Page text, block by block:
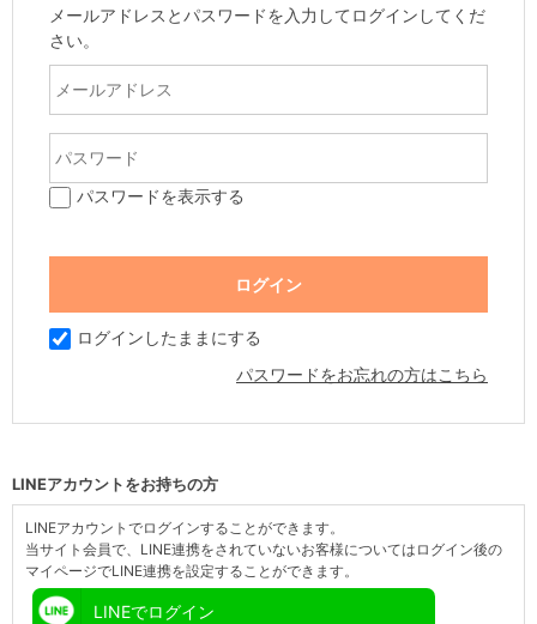
メールアドレスとパスワードを入力してログインしてくだ
さい。
パスワードを表示する
ログインしたままにする
パスワードをお忘れの方はこちら
LINEアカウントをお持ちの方
LINEアカウントでログインすることができます。
当サイト会員で、LINE連携をされていないお客様についてはログイン後の
マイページでLINE連携を設定することができます。
LINEでログイン